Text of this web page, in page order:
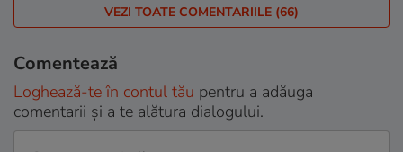
VEZI TOATE COMENTARIILE (66)
Comentează
Loghează-te în contul tău pentru a adăuga
comentarii și a te alătura dialogului.